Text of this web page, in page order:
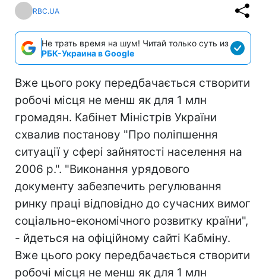
RBC.UA
Не трать время на шум! Читай только суть из
РБК-Украина в Google
Вже цього року передбачається створити
робочі місця не менш як для 1 млн
громадян. Кабінет Міністрів України
схвалив постанову "Про поліпшення
ситуації у сфері зайнятості населення на
2006 р.". "Виконання урядового
документу забезпечить регулювання
ринку праці відповідно до сучасних вимог
соціально-економічного розвитку країни",
- йдеться на офіційному сайті Кабміну.
Вже цього року передбачається створити
робочі місця не менш як для 1 млн